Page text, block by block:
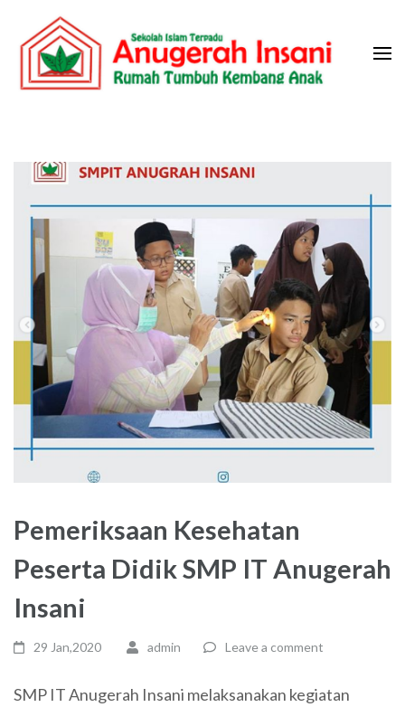
content
(Press
Pemeriksaan Kesehatan
Peserta Didik SMP IT Anugerah
Insani
29 Jan,2020 admin Leave a comment
SMP IT Anugerah Insani melaksanakan kegiatan